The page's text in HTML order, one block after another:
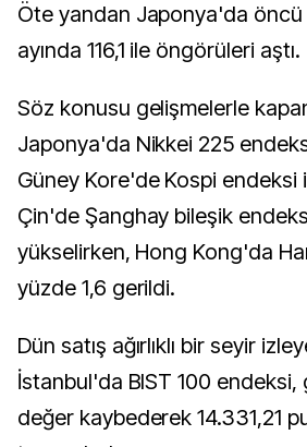
Öte yandan Japonya'da
ayında 116,1 ile öngörüleri aştı.
Söz konusu gelişmelerle
Japonya'da Nikkei 225
Güney Kore'de Kospi endeksi
Çin'de Şanghay bileşik
yükselirken, Hong Kong'da
yüzde 1,6 gerildi.
Dün satış ağırlıklı bir seyir
İstanbul'da BIST 100 endeksi,
değer kaybederek 14.331,21